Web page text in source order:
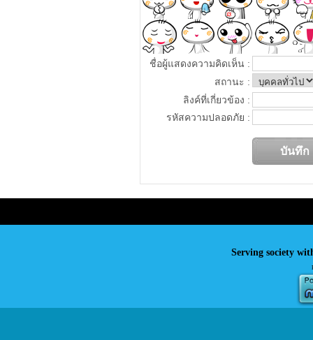
ชื่อผู้แสดงความคิดเห็น :
สถานะ :
ลิงค์ที่เกี่ยวข้อง :
รหัสความปลอดภัย :
Serving society